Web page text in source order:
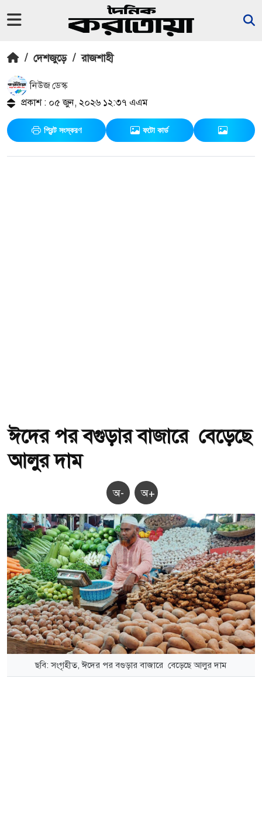
/ দেশজুড়ে / রাজশাহী
নিউজ ডেস্ক
প্রকাশ : ০৫ জুন, ২০২৬ ১২:৩৭ এএম
প্রিন্ট সংস্করণ ফটো কার্ড
ঈদের পর বগুড়ার বাজারে বেড়েছে
আলুর দাম
অ- অ+
ছবি: সংগৃহীত, ঈদের পর বগুড়ার বাজারে বেড়েছে আলুর দাম